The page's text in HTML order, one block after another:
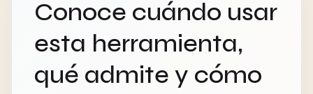
Conoce cuándo usar
esta herramienta,
qué admite y cómo